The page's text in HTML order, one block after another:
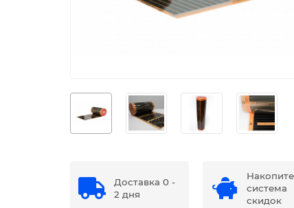
Доставка 0 -
2 дня
система
скидок